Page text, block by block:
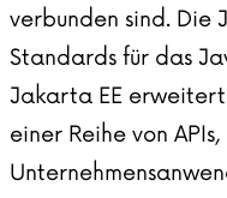
verbunden sind. Die
Standards für das
Jakarta EE
einer Reihe von